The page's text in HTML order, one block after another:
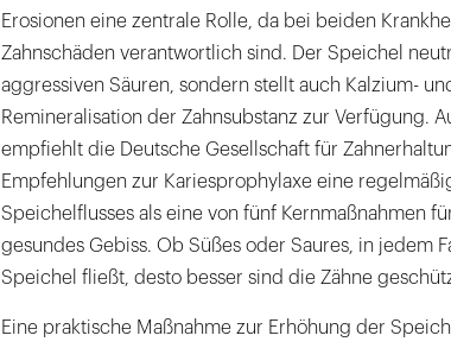
Erosionen eine zentrale Rolle, da bei beiden
Zahnschäden verantwortlich sind. Der Speichel
aggressiven Säuren, sondern stellt auch Kalzium-
Remineralisation der Zahnsubstanz zur Verfügung.
empfiehlt die Deutsche Gesellschaft für
Empfehlungen zur Kariesprophylaxe eine
Speichelflusses als eine von fünf Kernmaßnahmen
gesundes Gebiss. Ob Süßes oder Saures, in jedem
Speichel fließt, desto besser sind die Zähne
Eine praktische Maßnahme zur Erhöhung der